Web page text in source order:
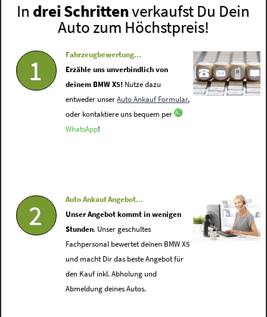
In drei Schrittenverkaufst Du Dein
Auto zum Höchstpreis!
1
Fahrzeugbewertung...
Erzähle uns unverbindlich von
deinem BMW X5! Nutze dazu
entweder unserAuto Ankauf Formular,
oder kontaktiere uns bequem per
WhatsApp!
2
Auto Ankauf Angebot...
Unser Angebot kommt in wenigen
Stunden. Unser geschultes
Fachpersonal bewertet deinen BMW X5
und macht Dir das beste Angebot für
den Kauf inkl. Abholung und
Abmeldung deines Autos.